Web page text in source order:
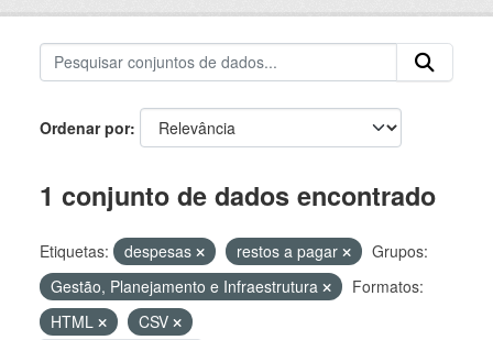
Ordenar por
1 conjunto de dados encontrado
Etiquetas: despesas restos a pagar
Grupos:
Gestão, Planejamento e Infraestrutura
Formatos:
HTML
CSV